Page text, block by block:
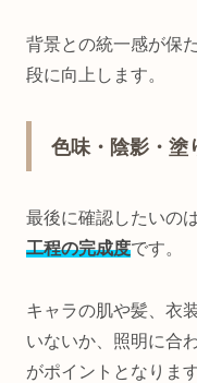
背景との統一感が保
段に向上します。
色味・陰影・塗
最後に確認したいの
工程の完成度です。
キャラの肌や髪、衣
いないか、照明に合
がポイントとなります